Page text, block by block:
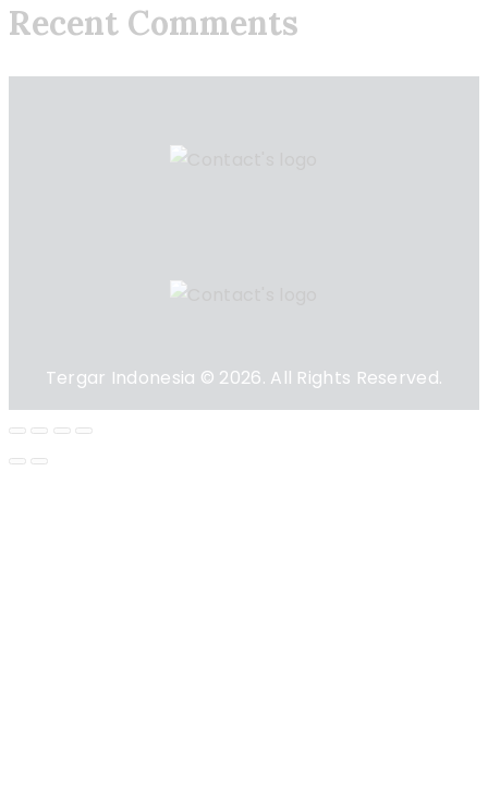
Recent Comments
Tergar Indonesia © 2026. All Rights Reserved.